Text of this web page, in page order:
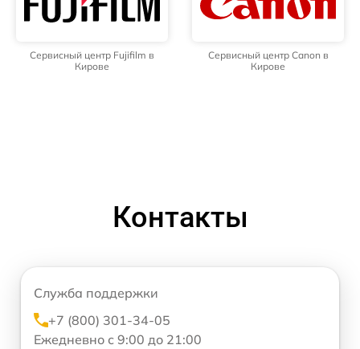
Сервисный центр Fujifilm в
Кирове
Сервисный центр Canon в
Кирове
Контакты
Служба поддержки
+7 (800) 301-34-05
Ежедневно с 9:00 до 21:00